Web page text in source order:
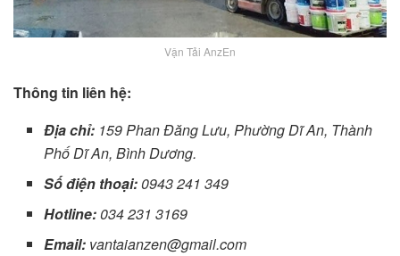
Vận Tải AnzEn
Thông tin liên hệ:
Địa chỉ: 159 Phan Đăng Lưu, Phường Dĩ An, Thành
Phố Dĩ An, Bình Dương.
Số điện thoại:0943 241 349
Hotline:034 231 3169
Email: vantaianzen@gmail.com